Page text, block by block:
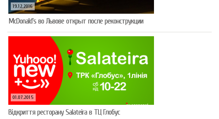
19.12.2016
McDonald’s во Львове открыт после реконструкции
01.07.2015
Відкриття ресторану Salateirа в ТЦ Глобус